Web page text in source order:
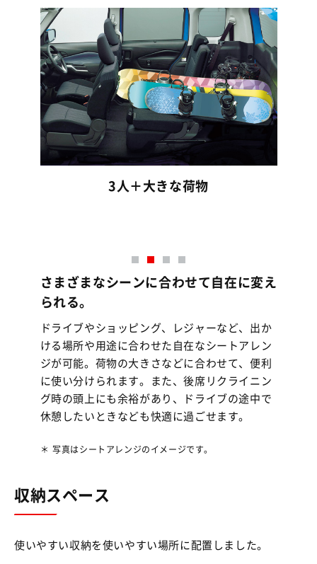
2人＋大きな荷物
さまざまなシーンに合わせて自在に変え
られる。
ドライブやショッピング、レジャーなど、出か
ける場所や用途に合わせた自在なシートアレン
ジが可能。荷物の大きさなどに合わせて、便利
に使い分けられます。また、後席リクライニン
グ時の頭上にも余裕があり、ドライブの途中で
休憩したいときなども快適に過ごせます。
＊ 写真はシートアレンジのイメージです。
収納スペース
使いやすい収納を使いやすい場所に配置しました。